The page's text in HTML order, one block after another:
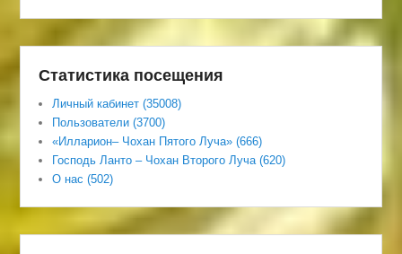
Статистика посещения
Личный кабинет (35008)
Пользователи (3700)
«Илларион– Чохан Пятого Луча» (666)
Господь Ланто – Чохан Второго Луча (620)
О нас (502)